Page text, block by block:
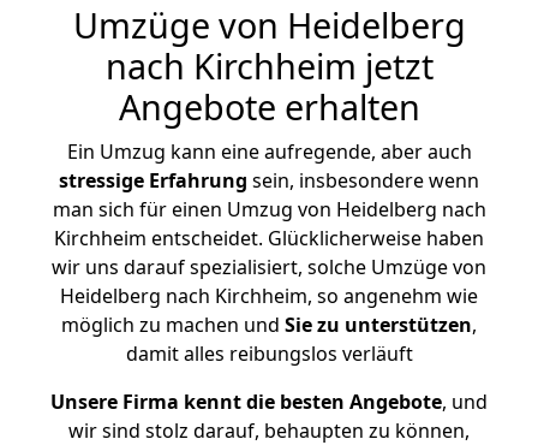
Umzüge von Heidelberg
nach Kirchheim jetzt
Angebote erhalten
Ein Umzug kann eine aufregende, aber auch
stressige Erfahrung sein, insbesondere wenn
man sich für einen Umzug von Heidelberg nach
Kirchheim entscheidet. Glücklicherweise haben
wir uns darauf spezialisiert, solche Umzüge von
Heidelberg nach Kirchheim, so angenehm wie
möglich zu machen und Sie zu unterstützen,
damit alles reibungslos verläuft
Unsere Firma kennt die besten Angebote, und
wir sind stolz darauf, behaupten zu können,